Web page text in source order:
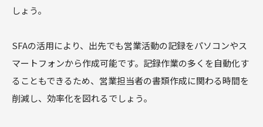
しょう。
SFAの活用により、出先でも営業活動の記録をパソコンやス
マートフォンから作成可能です。記録作業の多くを自動化す
ることもできるため、営業担当者の書類作成に関わる時間を
削減し、効率化を図れるでしょう。